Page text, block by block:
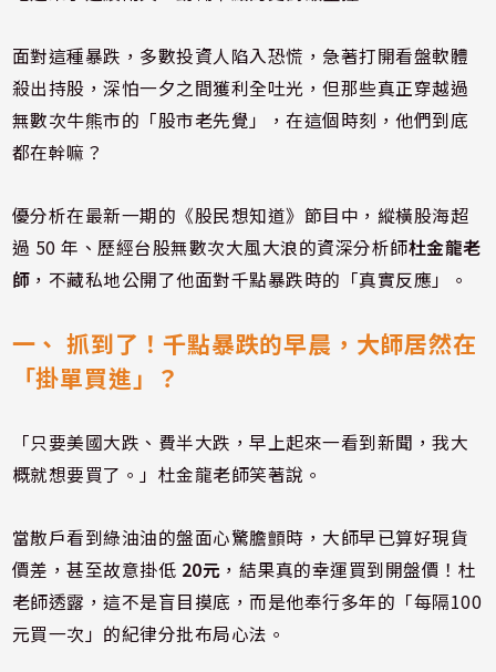
面對這種暴跌，多數投資人陷入恐慌，急著打開看盤軟體
殺出持股，深怕一夕之間獲利全吐光，但那些真正穿越過
無數次牛熊市的「股市老先覺」，在這個時刻，他們到底
都在幹嘛？
優分析在最新一期的《股民想知道》節目中，縱橫股海超
過 50 年、歷經台股無數次大風大浪的資深分析師杜金龍老
師 ，不藏私地公開了他面對千點暴跌時的「真實反應」。
一、 抓到了！千點暴跌的早晨，大師居然在
「掛單買進」？
「只要美國大跌、費半大跌，早上起來一看到新聞，我大
概就想要買了。」杜金龍老師笑著說。
當散戶看到綠油油的盤面心驚膽顫時，大師早已算好現貨
價差，甚至故意掛低 20元 ，結果真的幸運買到開盤價！杜
老師透露，這不是盲目摸底，而是他奉行多年的「每隔100
元買一次」的紀律分批布局心法。